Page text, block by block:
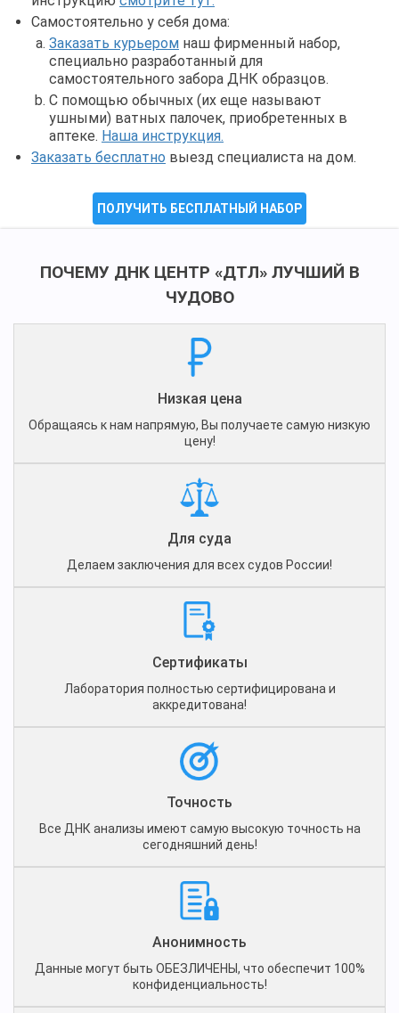
Самостоятельно у себя дома:
Заказать курьером наш фирменный набор,
специально разработанный для
самостоятельного забора ДНК образцов.
С помощью обычных (их еще называют
ушными) ватных палочек, приобретенных в
аптеке. Наша инструкция.
Заказать бесплатно выезд специалиста на дом.
ПОЛУЧИТЬ БЕСПЛАТНЫЙ НАБОР
ПОЧЕМУ ДНК ЦЕНТР «ДТЛ» ЛУЧШИЙ В
ЧУДОВО
Низкая цена
Обращаясь к нам напрямую, Вы получаете самую низкую
цену!
Для суда
Делаем заключения для всех судов России!
Сертификаты
Лаборатория полностью сертифицирована и
аккредитована!
Точность
Все ДНК анализы имеют самую высокую точность на
сегодняшний день!
Анонимность
Данные могут быть ОБЕЗЛИЧЕНЫ, что обеспечит 100%
конфиденциальность!